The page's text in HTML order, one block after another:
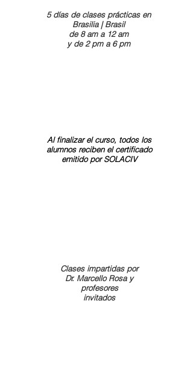
5 días de clases prácticas en
Brasilia | Brasil
de 8 am a 12 am
y de 2 pm a 6 pm
Al finalizar el curso, todos los
alumnos reciben el certificado
emitido por SOLACIV
CANAL DE SUSCRIPTORES
Clases impartidas por
Dr. Marcello Rosa y
profesores
invitados